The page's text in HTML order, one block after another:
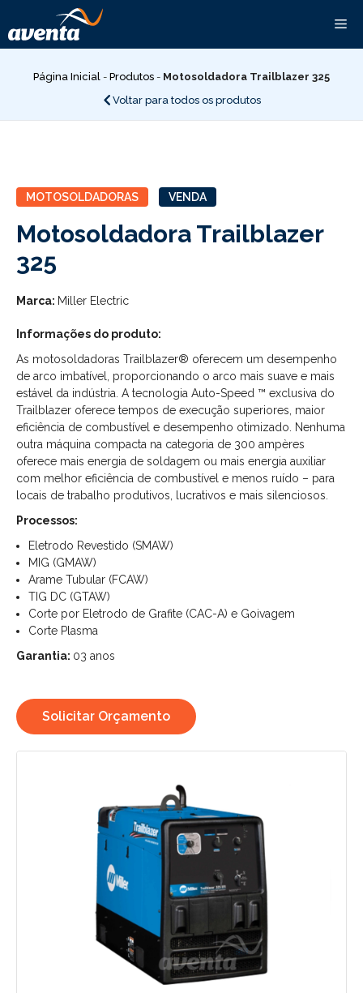
para
o
conteúdoPágina Inicial - Produtos - Motosoldadora Trailblazer 325
Voltar para todos os produtos
MOTOSOLDADORAS VENDA
Motosoldadora Trailblazer
325
Marca: Miller Electric
Informações do produto:
As motosoldadoras Trailblazer® oferecem um desempenho
de arco imbatível, proporcionando o arco mais suave e mais
estável da indústria. A tecnologia Auto-Speed ™ exclusiva do
Trailblazer oferece tempos de execução superiores, maior
eficiência de combustível e desempenho otimizado. Nenhuma
outra máquina compacta na categoria de 300 ampères
oferece mais energia de soldagem ou mais energia auxiliar
com melhor eficiência de combustível e menos ruído – para
locais de trabalho produtivos, lucrativos e mais silenciosos.
Processos:
Eletrodo Revestido (SMAW)
MIG (GMAW)
Arame Tubular (FCAW)
TIG DC (GTAW)
Corte por Eletrodo de Grafite (CAC-A) e Goivagem
Corte Plasma
Garantia: 03 anos
Solicitar Orçamento